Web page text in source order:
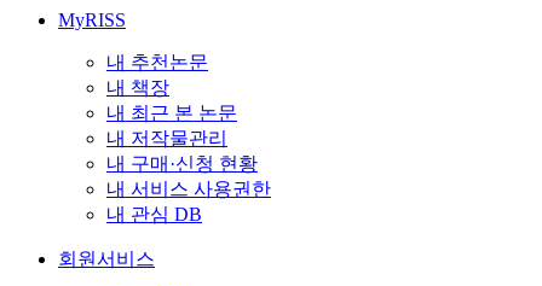
MyRISS
내 추천논문
내 책장
내 최근 본 논문
내 저작물관리
내 구매·신청 현황
내 서비스 사용권한
내 관심 DB
회원서비스